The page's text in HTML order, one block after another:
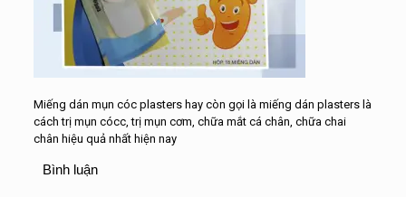
Miếng dán mụn cóc plasters hay còn gọi là miếng dán plasters là
cách trị mụn cócc, trị mụn cơm, chữa mắt cá chân, chữa chai
chân hiệu quả nhất hiện nay
Bình luận